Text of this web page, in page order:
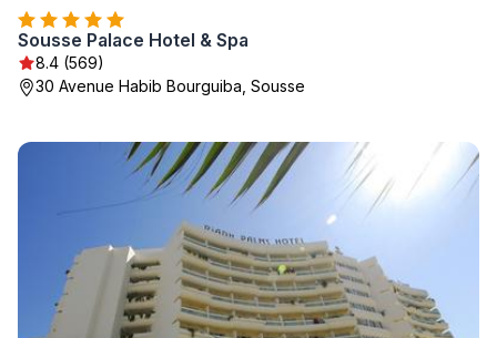
Sousse Palace Hotel & Spa
8.4 (569)
30 Avenue Habib Bourguiba, Sousse